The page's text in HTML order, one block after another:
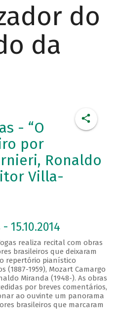
do
da
- “O
por
Ronaldo
Villa-
15.10.2014
realiza recital com obras
brasileiros que deixaram
repertório pianístico
(1887-1959), Mozart Camargo
Miranda (1948-). As obras
por breves comentários,
ao ouvinte um panorama
brasileiros que marcaram